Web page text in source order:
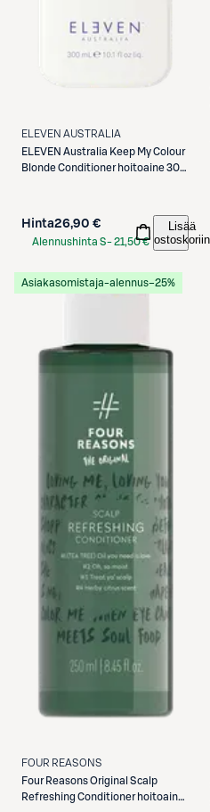
ELEVEN AUSTRALIA
ELEVEN Australia Keep My Colour
Blonde Conditioner hoitoaine 300
Hinta26,90 €
Alennushinta S-21,50 €
Lisää
ostoskoriin
Asiakasomistaja-alennus−25%
FOUR REASONS
Four ReasonsOriginal Scalp
Refreshing Conditioner hoitoaine